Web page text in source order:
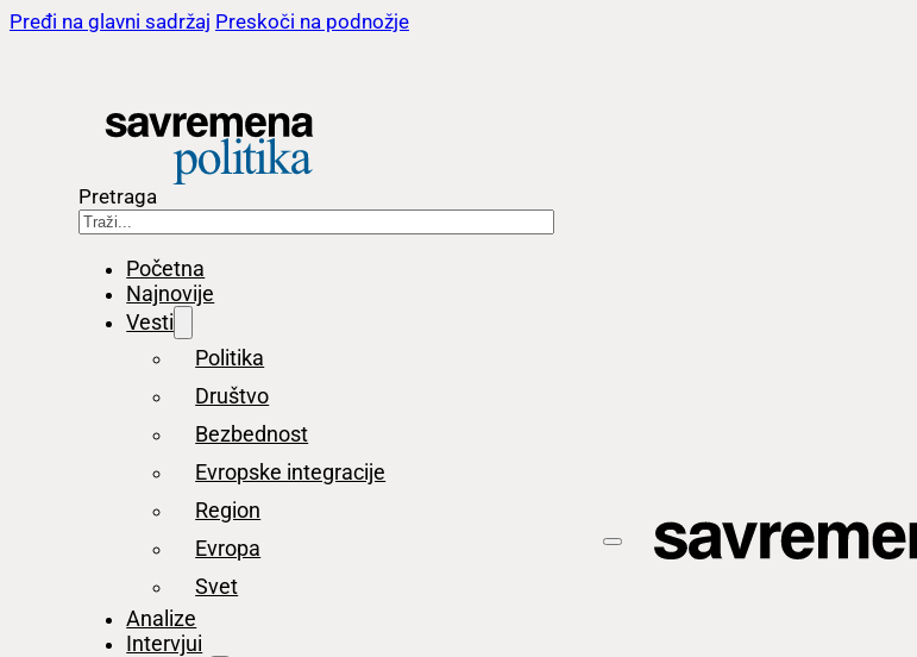
Pređi na glavni sadržaj Preskoči na podnožje
Pretraga
Početna
Najnovije
Vesti
Politika
Društvo
Bezbednost
Evropske integracije
Region
Evropa
Svet
Analize
Intervjui